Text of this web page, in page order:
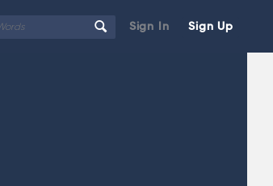
Sign In Sign Up